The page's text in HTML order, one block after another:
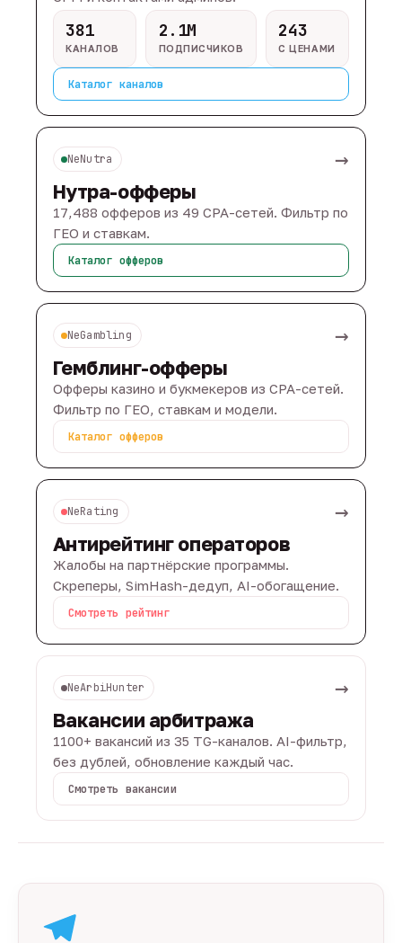
381
КАНАЛОВ
2.1M
ПОДПИСЧИКОВ
243
С ЦЕНАМИ
Каталог каналов
NeNutra →
Нутра-офферы
17,488 офферов из 49 CPA-сетей. Фильтр по
ГЕО и ставкам.
Каталог офферов
NeGambling →
Гемблинг-офферы
Офферы казино и букмекеров из CPA-сетей.
Фильтр по ГЕО, ставкам и модели.
Каталог офферов
NeRating →
Антирейтинг операторов
Жалобы на партнёрские программы.
Скреперы, SimHash-дедуп, AI-обогащение.
Смотреть рейтинг
NeArbiHunter →
Вакансии арбитража
1100+ вакансий из 35 TG-каналов. AI-фильтр,
без дублей, обновление каждый час.
Смотреть вакансии